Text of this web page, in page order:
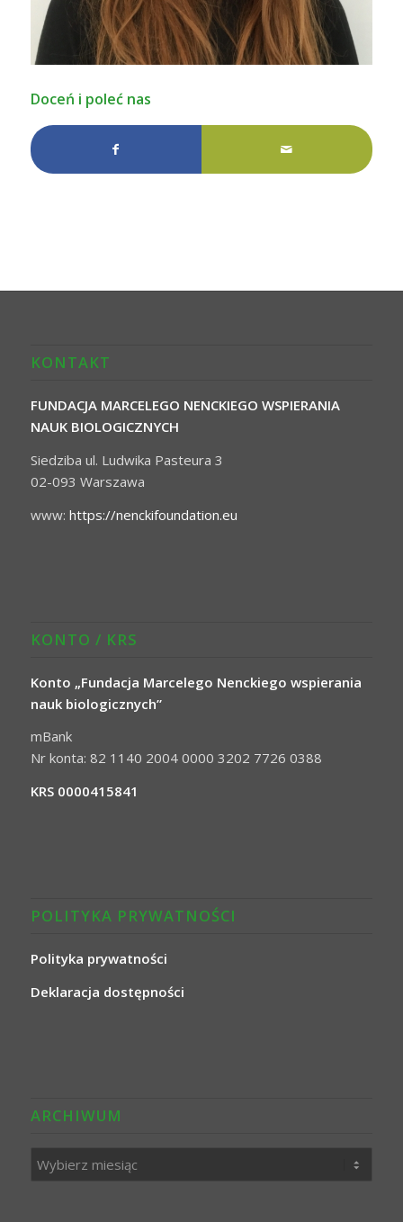
Doceń i poleć nas
KONTAKT
FUNDACJA MARCELEGO NENCKIEGO WSPIERANIA
NAUK BIOLOGICZNYCH
Siedziba ul. Ludwika Pasteura 3
02-093 Warszawa
www: https://nenckifoundation.eu
KONTO / KRS
Konto „Fundacja Marcelego Nenckiego wspierania
nauk biologicznych”
mBank
Nr konta: 82 1140 2004 0000 3202 7726 0388
KRS 0000415841
POLITYKA PRYWATNOŚCI
Polityka prywatności
Deklaracja dostępności
ARCHIWUM